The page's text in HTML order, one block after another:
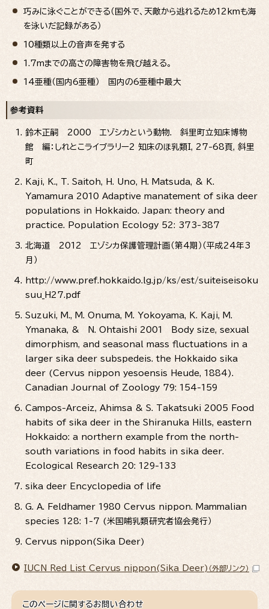
巧みに泳ぐことができる（国外で、天敵から逃れるため12kmも海
を泳いだ記録がある）
10種類以上の音声を発する
1.7mまでの高さの障害物を飛び越える。
14亜種（国内6亜種） 国内の6亜種中最大
参考資料
鈴木正嗣 2000 エゾシカという動物. 斜里町立知床博物
館 編：しれとこライブラリー2 知床のほ乳類I, 27-68頁, 斜里
町
Kaji, K., T. Saitoh, H. Uno, H. Matsuda, & K.
Yamamura 2010 Adaptive manatement of sika deer
populations in Hokkaido. Japan: theory and
practice. Population Ecology 52: 373-387
北海道 2012 エゾシカ保護管理計画（第4期）（平成24年3
月）
http://www.pref.hokkaido.lg.jp/ks/est/suiteiseisoku
suu_H27.pdf
Suzuki, M., M. Onuma, M. Yokoyama, K. Kaji, M.
Ymanaka, & N. Ohtaishi 2001 Body size, sexual
dimorphism, and seasonal mass fluctuations in a
larger sika deer subspedeis. the Hokkaido sika
deer (Cervus nippon yesoensis Heude, 1884).
Canadian Journal of Zoology 79: 154-159
Campos-Arceiz, Ahimsa & S. Takatsuki 2005 Food
habits of sika deer in the Shiranuka Hills, eastern
Hokkaido: a northern example from the north-
south variations in food habits in sika deer.
Ecological Research 20: 129-133
sika deer Encyclopedia of life
G. A. Feldhamer 1980 Cervus nippon. Mammalian
species 128: 1-7 (米国哺乳類研究者協会発行）
Cervus nippon(Sika Deer)
IUCN Red List Cervus nippon(Sika Deer) （外部リンク）
このページに関するお問い合わせ